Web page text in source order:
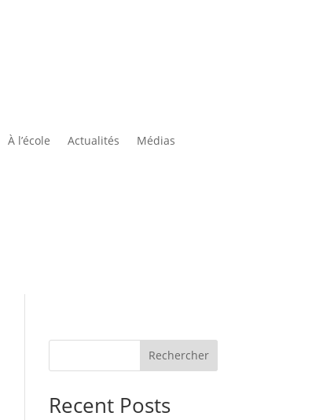
À l’école Actualités Médias
Rechercher
Recent Posts